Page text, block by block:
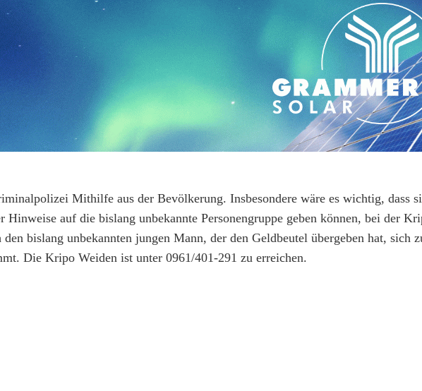
Mithilfe aus der Bevölkerung. Insbesondere wäre es wichtig, dass
Hinweise auf die bislang unbekannte Personengruppe geben können, bei der
bislang unbekannten jungen Mann, der den Geldbeutel übergeben hat, sich
Die Kripo Weiden ist unter 0961/401-291 zu erreichen.